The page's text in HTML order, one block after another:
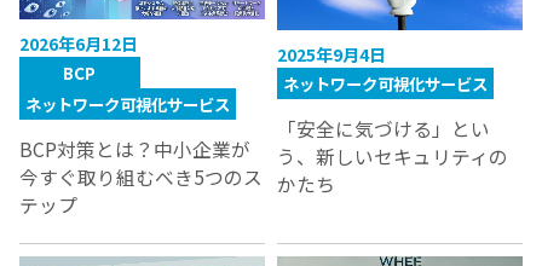
2026年6月12日
BCP
ネットワーク可視化サービス
BCP対策とは？中小企業が
今すぐ取り組むべき5つのス
テップ
2025年9月4日
ネットワーク可視化サービス
「安全に気づける」とい
う、新しいセキュリティの
かたち